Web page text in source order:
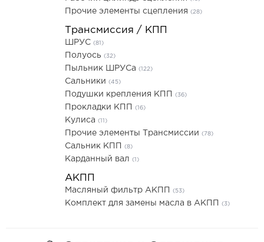
Прочие элементы сцепления (28)
Трансмиссия / КПП
ШРУС (81)
Полуось (32)
Пыльник ШРУСа (122)
Сальники (45)
Подушки крепления КПП (36)
Прокладки КПП (16)
Кулиса (11)
Прочие элементы Трансмиссии (78)
Сальник КПП (8)
Карданный вал (1)
АКПП
Масляный фильтр АКПП (53)
Комплект для замены масла в АКПП (3)